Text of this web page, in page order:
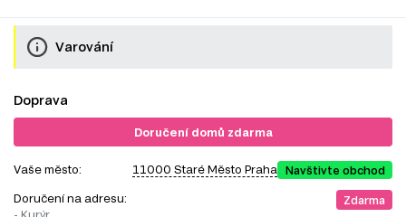
Varování
Doprava
Doručení domů zdarma
Vaše město: 11000 Staré Město Praha Navštivte obchod
Doručení na adresu:
- Kurýr
Zdarma